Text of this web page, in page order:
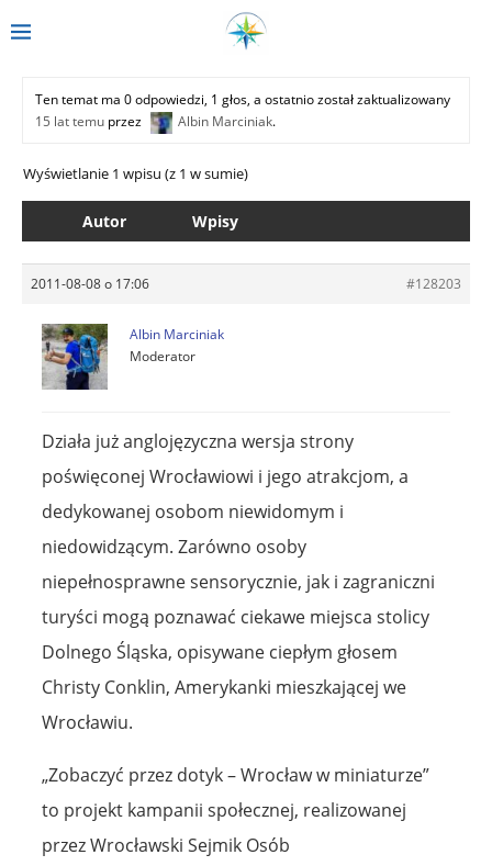
Ten temat ma 0 odpowiedzi, 1 głos, a ostatnio został zaktualizowany
15 lat temu przez Albin Marciniak.
Wyświetlanie 1 wpisu (z 1 w sumie)
Autor Wpisy
2011-08-08 o 17:06 #128203
Albin Marciniak
Moderator
Działa już anglojęzyczna wersja strony
poświęconej Wrocławiowi i jego atrakcjom, a
dedykowanej osobom niewidomym i
niedowidzącym. Zarówno osoby
niepełnosprawne sensorycznie, jak i zagraniczni
turyści mogą poznawać ciekawe miejsca stolicy
Dolnego Śląska, opisywane ciepłym głosem
Christy Conklin, Amerykanki mieszkającej we
Wrocławiu.
„Zobaczyć przez dotyk – Wrocław w miniaturze”
to projekt kampanii społecznej, realizowanej
przez Wrocławski Sejmik Osób